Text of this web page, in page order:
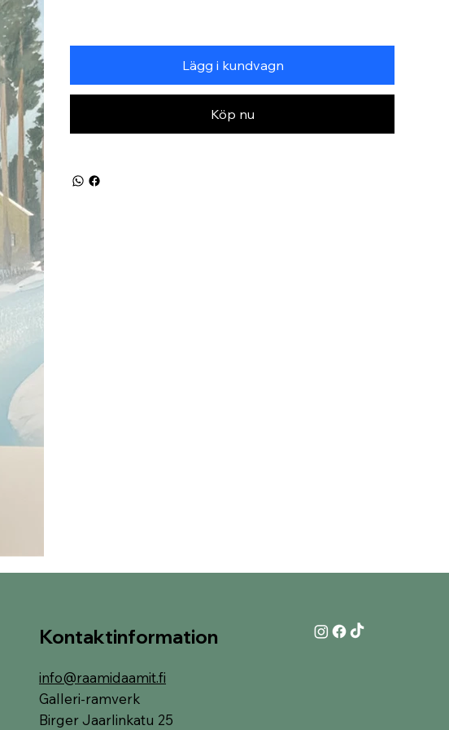
Lägg i kundvagn
Köp nu
Kontaktinformation
info@raamidaamit.fi
Galleri-ramverk
Birger Jaarlinkatu 25